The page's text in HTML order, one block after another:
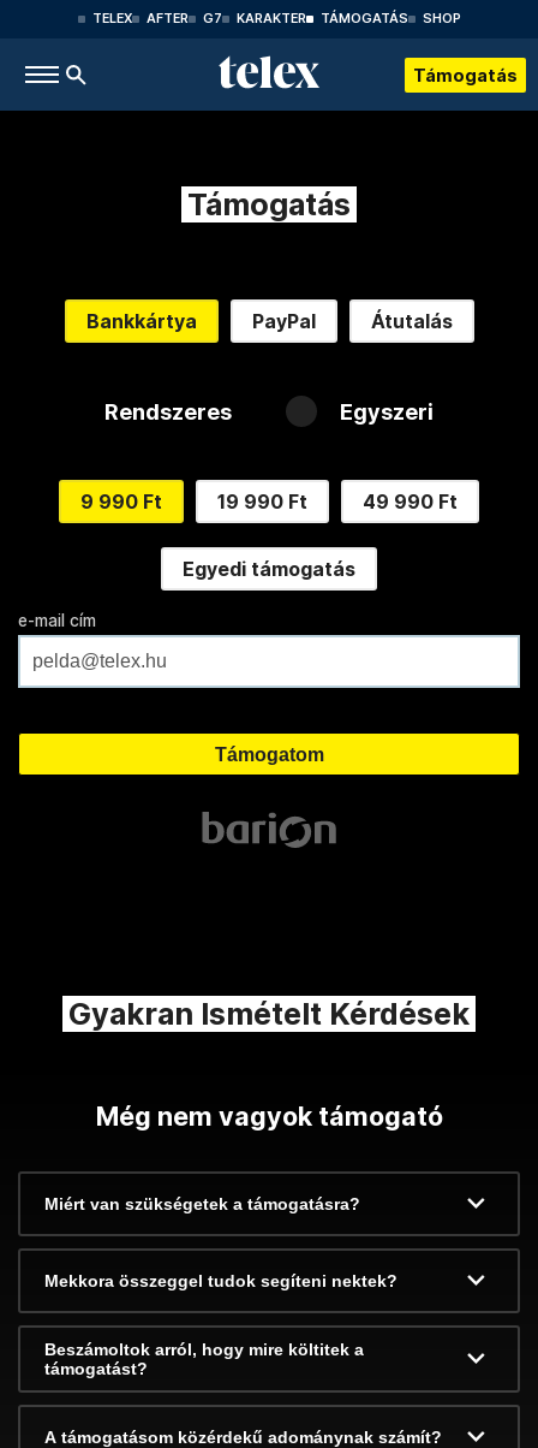
TELEX AFTER G7 KARAKTER TÁMOGATÁS SHOP
Támogatás
Támogatás
Bankkártya PayPal Átutalás
Rendszeres Egyszeri
9 990 Ft 19 990 Ft 49 990 Ft
Egyedi támogatás
e-mail cím
Gyakran Ismételt Kérdések
Még nem vagyok támogató
Miért van szükségetek a támogatásra?
Mekkora összeggel tudok segíteni nektek?
Beszámoltok arról, hogy mire költitek a
támogatást?
A támogatásom közérdekű adománynak számít?